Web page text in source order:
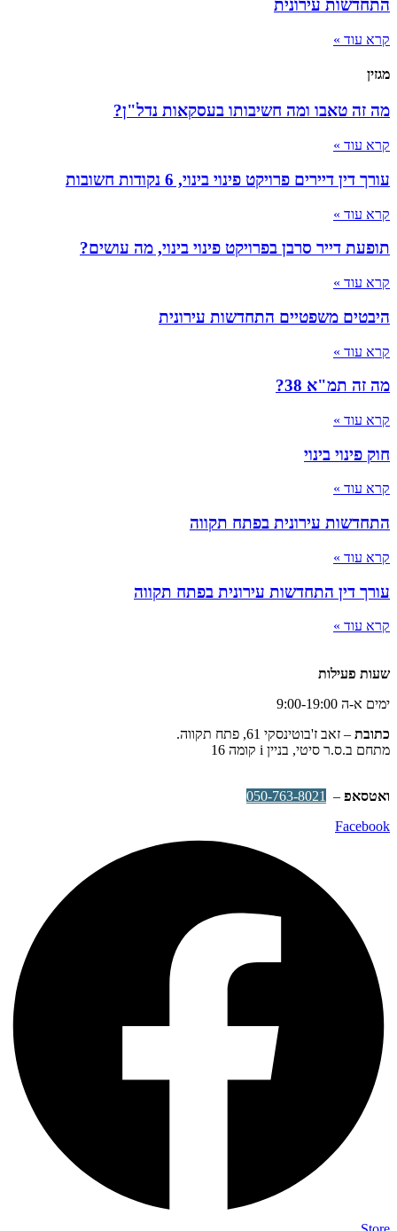
התחדשות עירונית
קרא עוד »
מגזין
מה זה טאבו ומה חשיבותו בעסקאות נדל"ן?
קרא עוד »
עורך דין דיירים פרויקט פינוי בינוי, 6 נקודות חשובות
קרא עוד »
תופעת דייר סרבן בפרויקט פינוי בינוי, מה עושים?
קרא עוד »
היבטים משפטיים התחדשות עירונית
קרא עוד »
מה זה תמ"א 38?
קרא עוד »
חוק פינוי בינוי
קרא עוד »
התחדשות עירונית בפתח תקווה
קרא עוד »
עורך דין התחדשות עירונית בפתח תקווה
קרא עוד »
שעות פעילות
ימים א-ה 9:00-19:00
כתובת – זאב ז'בוטינסקי 61, פתח תקווה.
מתחם ב.ס.ר סיטי, בניין i קומה 16
ואטסאפ –
050-763-8021
Facebook